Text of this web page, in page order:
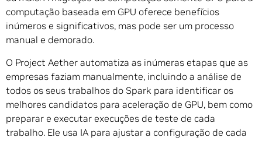
computação baseada em GPU oferece benefícios
inúmeros e significativos, mas pode ser um processo
manual e demorado.
O Project Aether automatiza as inúmeras etapas que as
empresas faziam manualmente, incluindo a análise de
todos os seus trabalhos do Spark para identificar os
melhores candidatos para aceleração de GPU, bem como
preparar e executar execuções de teste de cada
trabalho. Ele usa IA para ajustar a configuração de cada